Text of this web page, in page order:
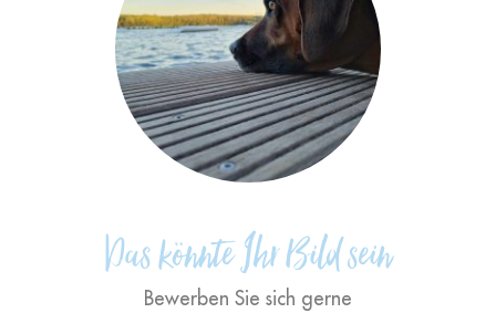
Das könnte Ihr Bild sein
Bewerben Sie sich gerne
"Wenn Ihnen die Betreuung der
Patienten vor und nach und
während der Behandlung eine
Herzensangelegenheit ist."